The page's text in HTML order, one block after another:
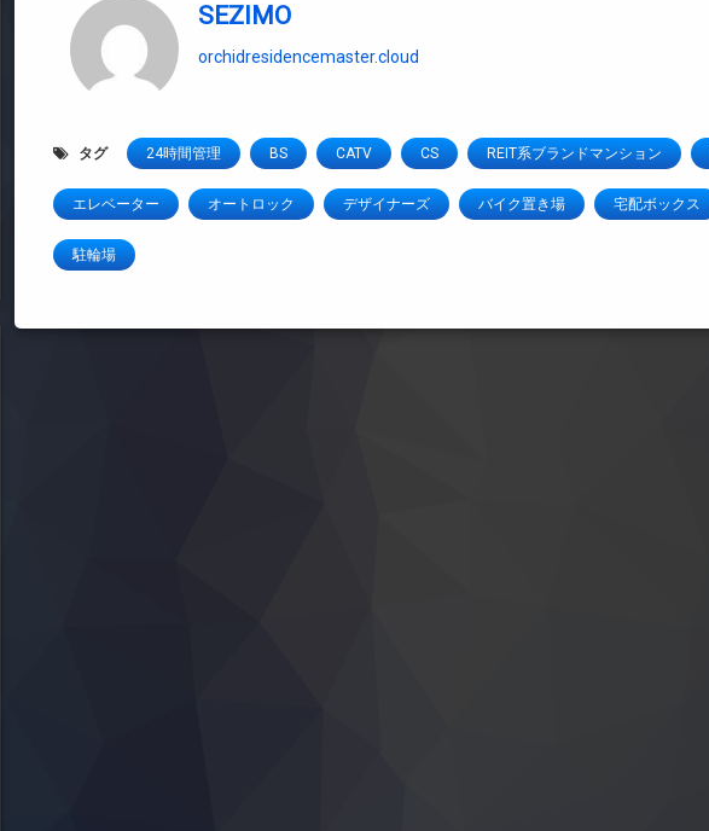
SEZIMO
orchidresidencemaster.cloud
タグ 24時間管理 BS CATV CS REIT系ブランドマンション
エレベーター オートロック デザイナーズ バイク置き場 宅配ボックス
駐輪場